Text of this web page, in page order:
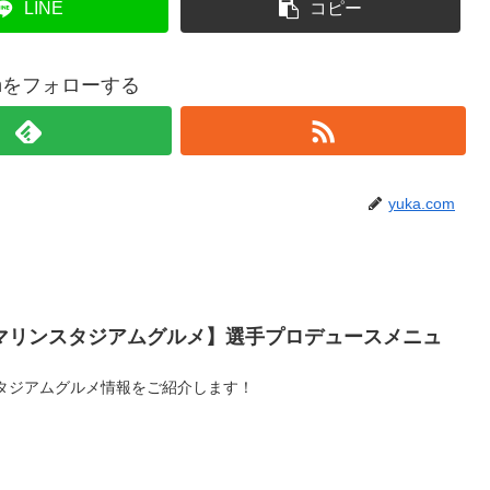
LINE コピー
フォローする
yuka.com
リンスタジアムグルメ】選手プロデュースメニュ
アムグルメ情報をご紹介します！